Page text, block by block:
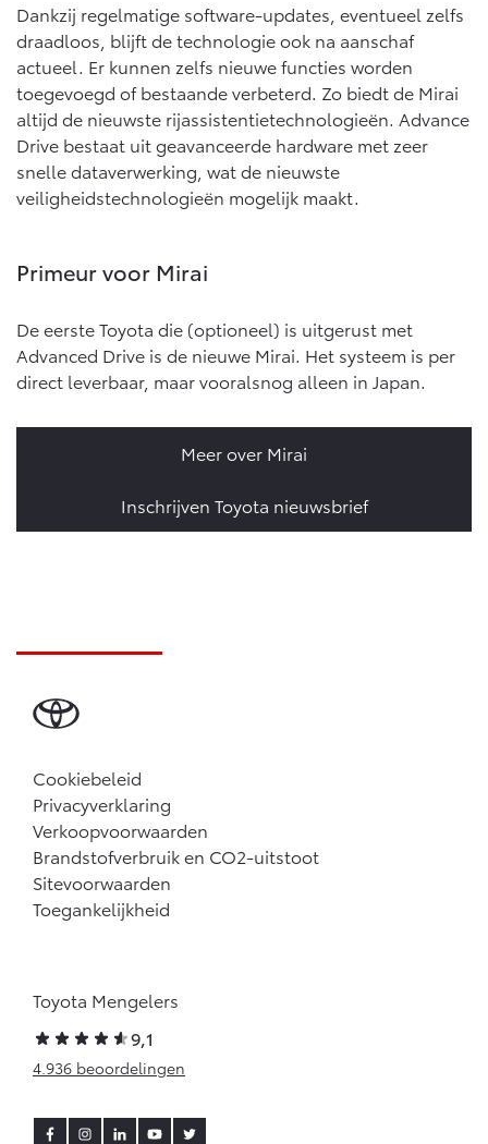
Dankzij regelmatige software-updates, eventueel zelfs
draadloos, blijft de technologie ook na aanschaf
actueel. Er kunnen zelfs nieuwe functies worden
toegevoegd of bestaande verbeterd. Zo biedt de Mirai
altijd de nieuwste rijassistentietechnologieën. Advance
Drive bestaat uit geavanceerde hardware met zeer
snelle dataverwerking, wat de nieuwste
veiligheidstechnologieën mogelijk maakt.
Primeur voor Mirai
De eerste Toyota die (optioneel) is uitgerust met
Advanced Drive is de nieuwe Mirai. Het systeem is per
direct leverbaar, maar vooralsnog alleen in Japan.
Meer over Mirai
Inschrijven Toyota nieuwsbrief
Cookiebeleid
Privacyverklaring
Verkoopvoorwaarden
Brandstofverbruik en CO2-uitstoot
Sitevoorwaarden
Toegankelijkheid
Toyota Mengelers
9,1
4.936 beoordelingen